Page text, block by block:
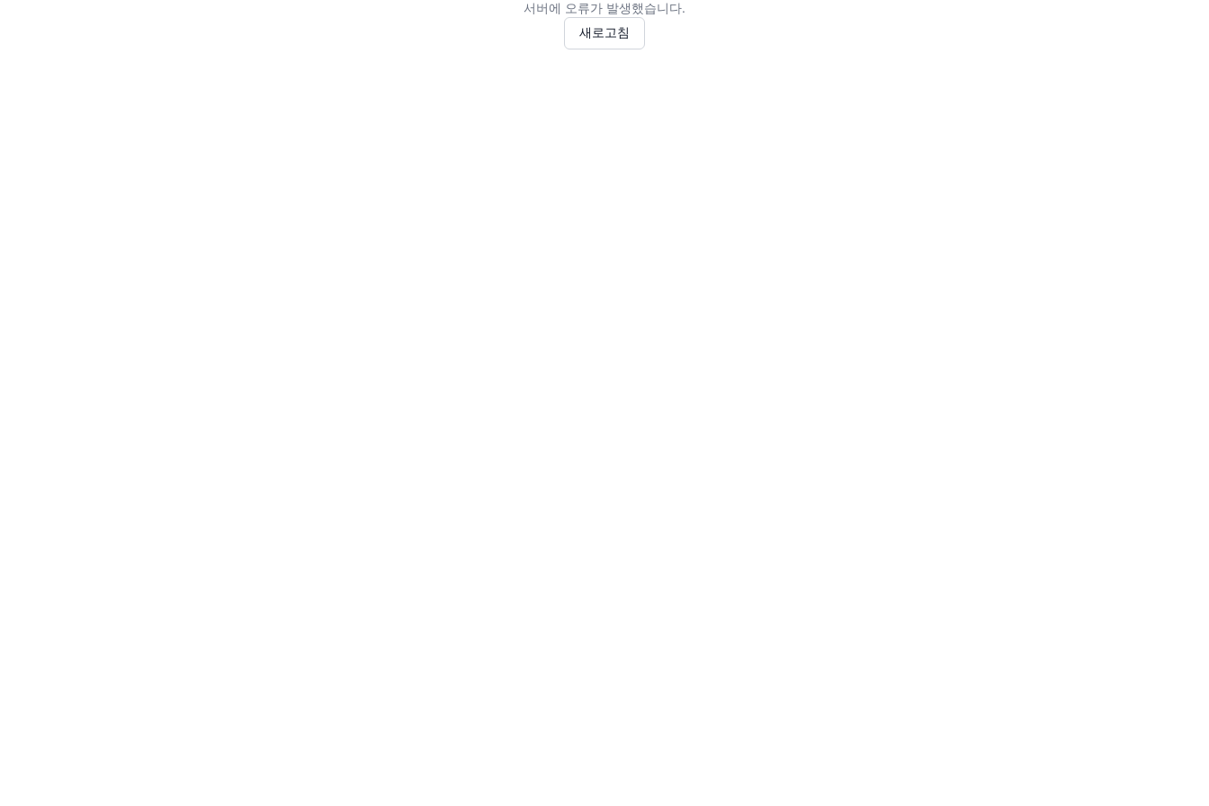
서버에 오류가 발생했습니다.
새로고침